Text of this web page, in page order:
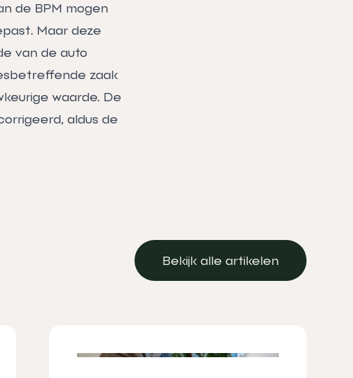
de BPM mogen
Maar deze
van de auto
zaak
waarde. De
aldus de
Bekijk alle artikelen
Bekijk alle artikelen